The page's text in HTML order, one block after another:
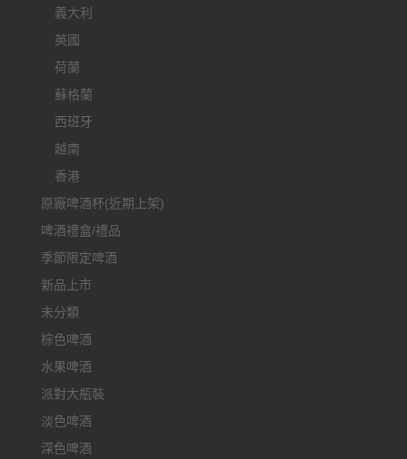
義大利
英國
荷蘭
蘇格蘭
西班牙
越南
香港
原廠啤酒杯(近期上架)
啤酒禮盒/禮品
季節限定啤酒
新品上市
未分類
棕色啤酒
水果啤酒
派對大瓶裝
淡色啤酒
深色啤酒